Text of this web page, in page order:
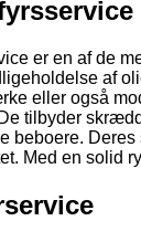
er en af de
af
eller også
tilbyder
beboere.
Med en solid